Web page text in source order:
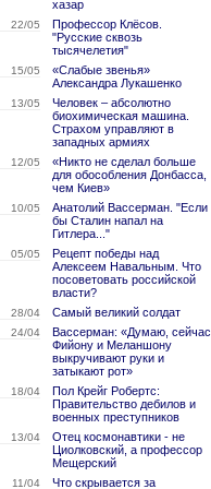
хазар
22/05
Профессор Клёсов.
"Русские сквозь
тысячелетия"
15/05
«Слабые звенья»
Александра Лукашенко
13/05
Человек – абсолютно
биохимическая машина.
Страхом управляют в
западных армиях
12/05
«Никто не сделал больше
для обособления Донбасса,
чем Киев»
10/05
Анатолий Вассерман. "Если
бы Сталин напал на
Гитлера..."
05/05
Рецепт победы над
Алексеем Навальным. Что
посоветовать российской
власти?
28/04 Самый великий солдат
24/04
Вассерман: «Думаю, сейчас
Фийону и Меланшону
выкручивают руки и
затыкают рот»
18/04
Пол Крейг Робертс:
Правительство дебилов и
военных преступников
13/04
Отец космонавтики - не
Циолковский, а профессор
Мещерский
11/04
Что скрывается за